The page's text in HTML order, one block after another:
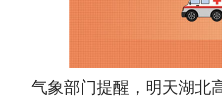
气象部门提醒，明天湖北